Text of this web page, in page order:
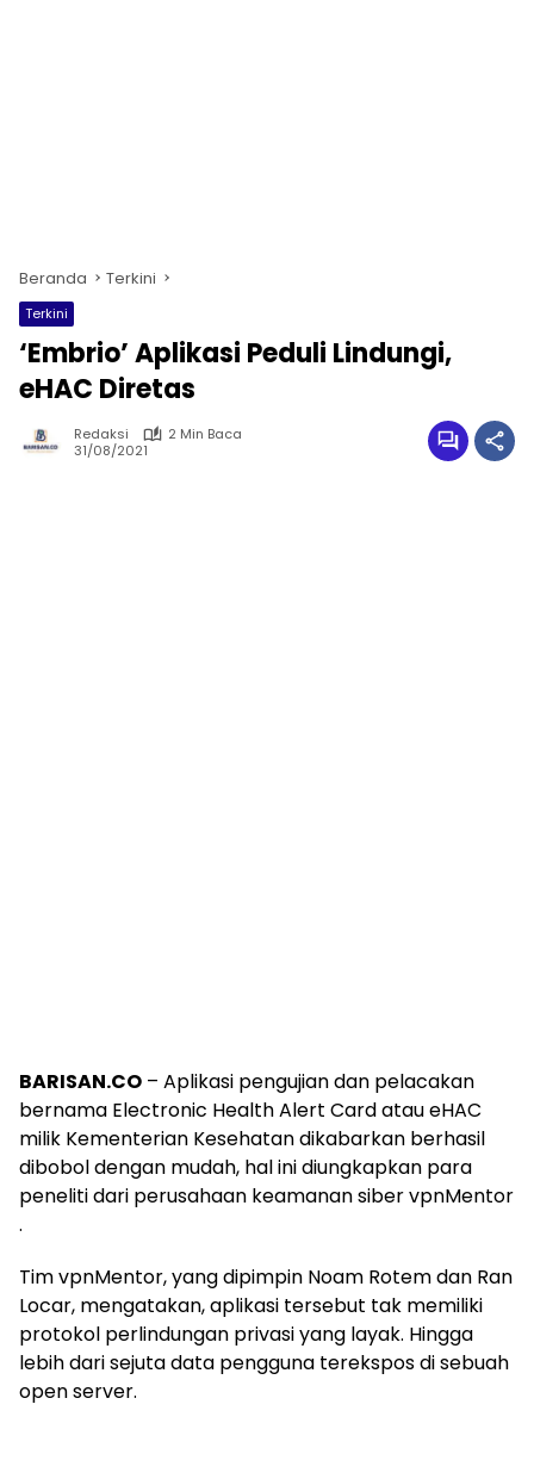
Beranda Terkini
Terkini
‘Embrio’ Aplikasi Peduli Lindungi,
eHAC Diretas
Redaksi
2 Min Baca
31/08/2021
BARISAN.CO – Aplikasi pengujian dan pelacakan
bernama Electronic Health Alert Card atau eHAC
milik Kementerian Kesehatan dikabarkan berhasil
dibobol dengan mudah, hal ini diungkapkan para
peneliti dari perusahaan keamanan siber vpnMentor
.
Tim vpnMentor, yang dipimpin Noam Rotem dan Ran
Locar, mengatakan, aplikasi tersebut tak memiliki
protokol perlindungan privasi yang layak. Hingga
lebih dari sejuta data pengguna terekspos di sebuah
open server.